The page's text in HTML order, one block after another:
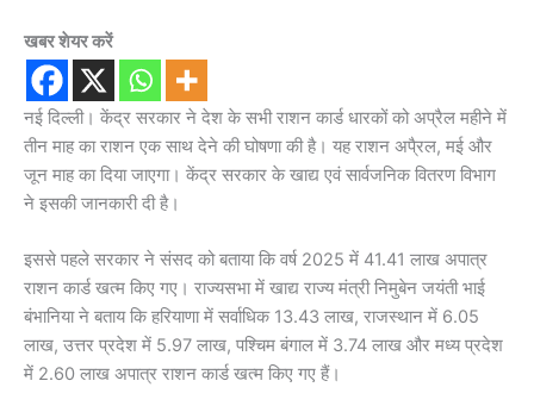
खबर शेयर करें
नई दिल्ली। केंद्र सरकार ने देश के सभी राशन कार्ड धारकों को अप्रैल महीने में
तीन माह का राशन एक साथ देने की घोषणा की है। यह राशन अपै्रल, मई और
जून माह का दिया जाएगा। केंद्र सरकार के खाद्य एवं सार्वजनिक वितरण विभाग
ने इसकी जानकारी दी है।
इससे पहले सरकार ने संसद को बताया कि वर्ष 2025 में 41.41 लाख अपात्र
राशन कार्ड खत्म किए गए। राज्यसभा में खाद्य राज्य मंत्री निमुबेन जयंती भाई
बंभानिया ने बताय कि हरियाणा में सर्वाधिक 13.43 लाख, राजस्थान में 6.05
लाख, उत्तर प्रदेश में 5.97 लाख, पश्चिम बंगाल में 3.74 लाख और मध्य प्रदेश
में 2.60 लाख अपात्र राशन कार्ड खत्म किए गए हैं।